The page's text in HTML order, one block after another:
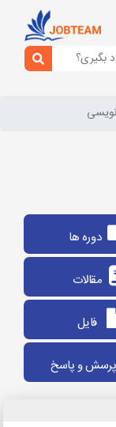
نویسی
دوره ها
مقالات
فایل
پرسش و پاسخ